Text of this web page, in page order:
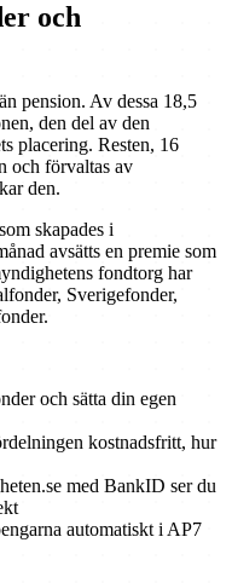
och
pension. Av dessa 18,5
den del av den
placering. Resten, 16
och förvaltas av
den.
skapades i
avsätts en premie som
fondtorg har
Sverigefonder,
och sätta din egen
kostnadsfritt, hur
med BankID ser du
automatiskt i AP7